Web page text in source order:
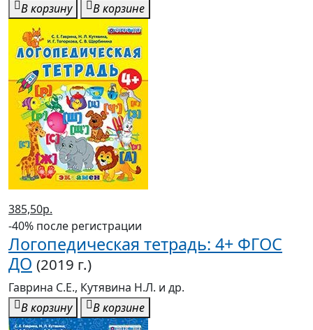
В корзину
В корзине
385,50р.
-40% после регистрации
Логопедическая тетрадь: 4+ ФГОС
ДО (2019 г.)
Гаврина С.Е., Кутявина Н.Л. и др.
В корзину
В корзине